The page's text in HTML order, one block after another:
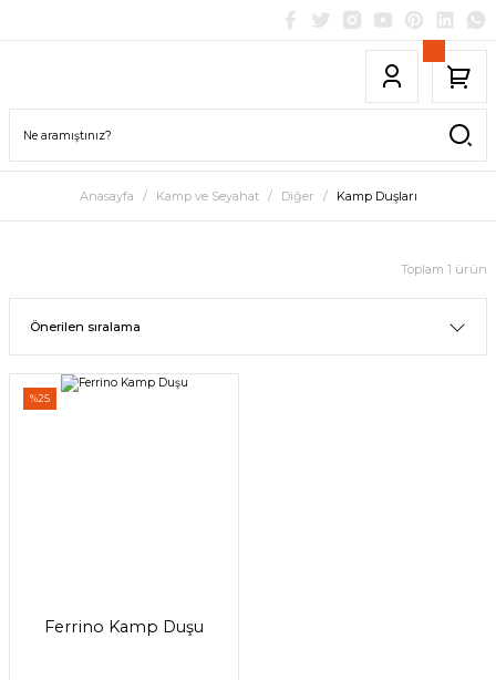
Anasayfa Kamp ve Seyahat Diğer Kamp Duşları
Toplam 1 ürün
%25
Ferrino Kamp Duşu